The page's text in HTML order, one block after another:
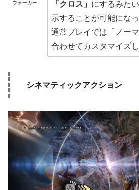
ウォーカー 「クロス」 にするみた
示することが可能にな
通常プレイでは「ノー
合わせてカスタマイズ
シネマティックアクション